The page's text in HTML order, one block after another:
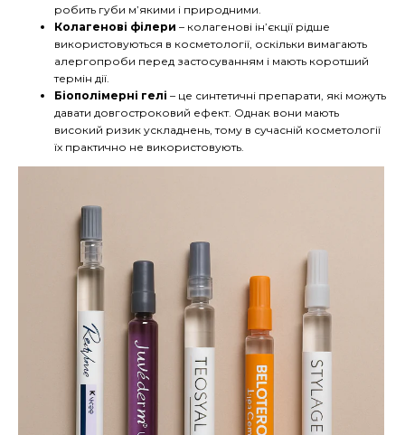
робить губи м’якими і природними.
Колагенові філери – колагенові ін’єкції рідше
використовуються в косметології, оскільки вимагають
алергопроби перед застосуванням і мають коротший
термін дії.
Біополімерні гелі – це синтетичні препарати, які можуть
давати довгостроковий ефект. Однак вони мають
високий ризик ускладнень, тому в сучасній косметології
їх практично не використовують.